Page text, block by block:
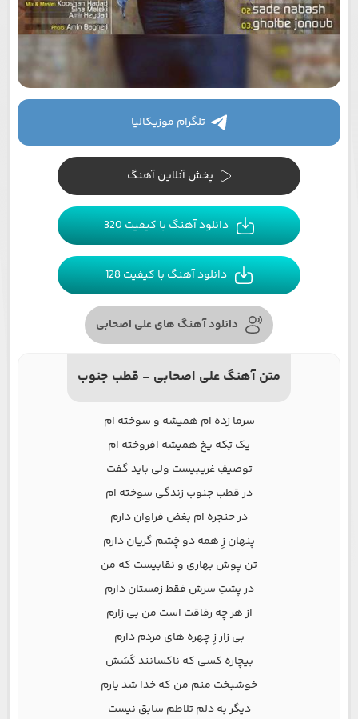
تلگرام موزیکالیا
پخش آنلاین آهنگ
دانلود آهنگ با کیفیت 320
دانلود آهنگ با کیفیت 128
دانلود آهنگ های علی اصحابی
متن آهنگ علی اصحابی - قطب جنوب
سرما زده ام همیشه و سوخته ام
یک تِکه یخ همیشه افروخته ام
توصیفِ غریبیست ولی باید گفت
در قطب جنوب زندگی سوخته ام
در حنجره ام بغض فراوان دارم
پنهان زِ همه دو چَشم گریان دارم
تن پوش بهاری و نقابیست که من
در پشتِ سرش فقط زمستان دارم
از هر چه رفاقت است من بی زارم
بی زار زِ چهره های مردم دارم
بیچاره کسی که ناکسانند کَسَش
خوشبخت منم من که خدا شد یارم
دیگر به دلم تلاطم سابق نیست